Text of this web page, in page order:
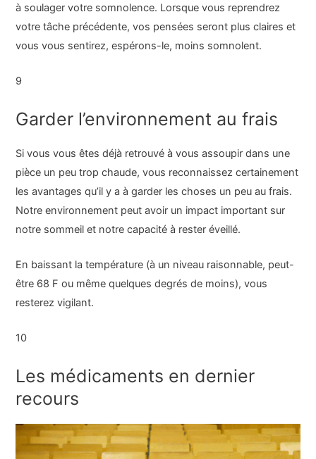
à soulager votre somnolence. Lorsque vous reprendrez
votre tâche précédente, vos pensées seront plus claires et
vous vous sentirez, espérons-le, moins somnolent.
9
Garder l’environnement au frais
Si vous vous êtes déjà retrouvé à vous assoupir dans une
pièce un peu trop chaude, vous reconnaissez certainement
les avantages qu’il y a à garder les choses un peu au frais.
Notre environnement peut avoir un impact important sur
notre sommeil et notre capacité à rester éveillé.
En baissant la température (à un niveau raisonnable, peut-
être 68 F ou même quelques degrés de moins), vous
resterez vigilant.
10
Les médicaments en dernier
recours